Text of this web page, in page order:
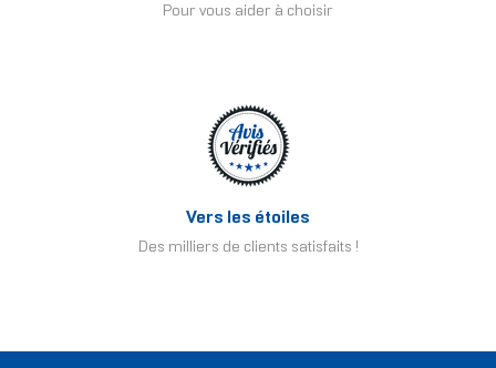
Pour vous aider à choisir
Vers les étoiles
Des milliers de clients satisfaits !